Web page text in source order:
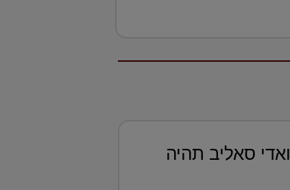
סאליב תהיה